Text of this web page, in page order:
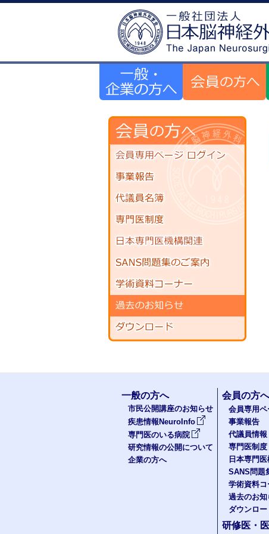
一般の方へ
市民公開講座のお知らせ
疾患情報NeuroInfo
専門医のいる病院
研究情報の公開について
企業の方へ
会員の方へ
会員専用
事業報告
代議員情報
専門医制度
日本専門
SANS問題
学術資料コ
過去のお知
ダウンロー
研修医・